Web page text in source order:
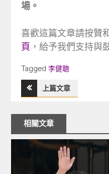
場。
喜歡這篇文章請按贊
頁 ，給予我們支持與
Tagged
Tagged李健聰
文
章
導
上篇文章
相關文章